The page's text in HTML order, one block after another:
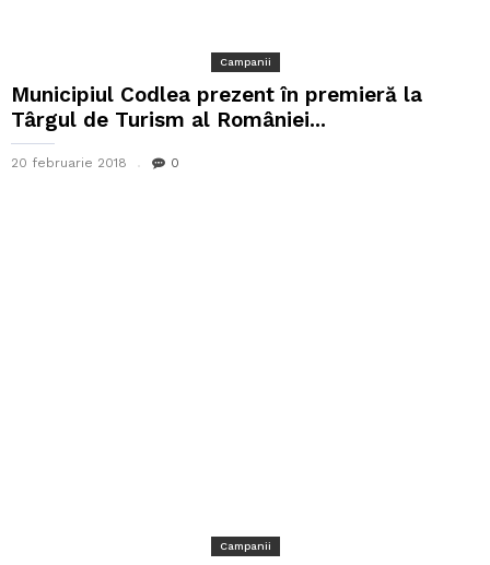
Campanii
Municipiul Codlea prezent în premieră la
Târgul de Turism al României...
20 februarie 2018 0
Campanii